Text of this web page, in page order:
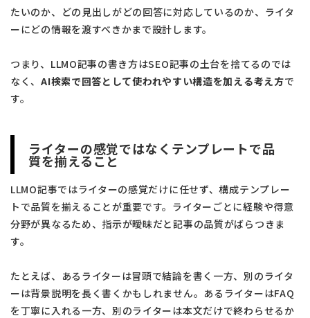
たいのか、どの見出しがどの回答に対応しているのか、ライタ
ーにどの情報を渡すべきかまで設計します。
つまり、LLMO記事の書き方はSEO記事の土台を捨てるのでは
なく、AI検索で回答として使われやすい構造を加える考え方で
す。
ライターの感覚ではなくテンプレートで品
質を揃えること
LLMO記事ではライターの感覚だけに任せず、構成テンプレー
トで品質を揃えることが重要です。ライターごとに経験や得意
分野が異なるため、指示が曖昧だと記事の品質がばらつきま
す。
たとえば、あるライターは冒頭で結論を書く一方、別のライタ
ーは背景説明を長く書くかもしれません。あるライターはFAQ
を丁寧に入れる一方、別のライターは本文だけで終わらせるか